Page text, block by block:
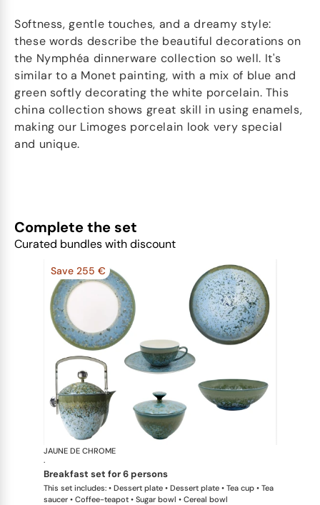
Softness, gentle touches, and a dreamy style:
these words describe the beautiful decorations on
the Nymphéa dinnerware collection so well. It's
similar to a Monet painting, with a mix of blue and
green softly decorating the white porcelain. This
china collection shows great skill in using enamels,
making our Limoges porcelain look very special
and unique.
Complete the set
Curated bundles with discount
Save 255 €
JAUNE DE CHROME
·
breakfast set for 6 persons
This set includes: • Dessert plate • Dessert plate • Tea cup • Tea
saucer • Coffee-teapot • Sugar bowl • Cereal bowl